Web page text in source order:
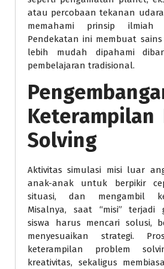
atau percobaan tekanan
memahami prinsip ilmiah
Pendekatan ini membuat
lebih mudah dipahami
pembelajaran tradisional.
Keterampilan
Solving
Aktivitas simulasi misi luar
anak-anak untuk berpikir
situasi, dan mengambil
Misalnya, saat “misi” terjadi
siswa harus mencari solusi,
menyesuaikan strategi.
keterampilan problem
kreativitas, sekaligus